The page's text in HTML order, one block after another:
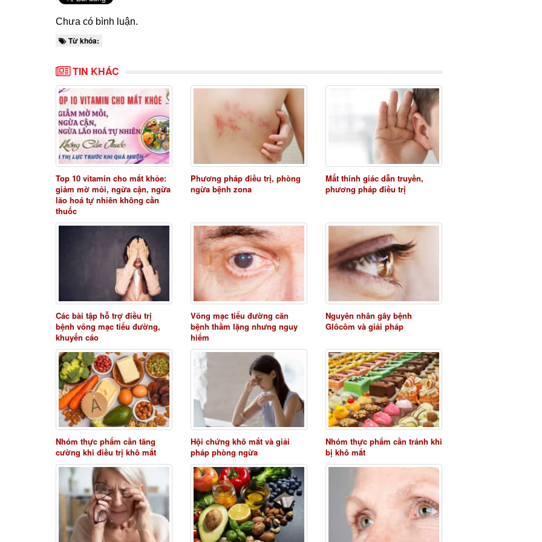
Chưa có bình luận.
Từ khóa:
TIN KHÁC
Top 10 vitamin cho mắt khỏe:
giảm mờ mỏi, ngừa cận, ngừa
lão hoá tự nhiên không cần
thuốc
Phương pháp điều trị, phòng
ngừa bệnh zona
Mất thính giác dẫn truyền,
phương pháp điều trị
Các bài tập hỗ trợ điều trị
bệnh võng mạc tiểu đường,
khuyến cáo
Võng mạc tiểu đường căn
bệnh thầm lặng nhưng nguy
hiểm
Nguyên nhân gây bệnh
Glôcôm và giải pháp
Nhóm thực phẩm cần tăng
cường khi điều trị khô mắt
Hội chứng khô mắt và giải
pháp phòng ngừa
Nhóm thực phẩm cần tránh khi
bị khô mắt